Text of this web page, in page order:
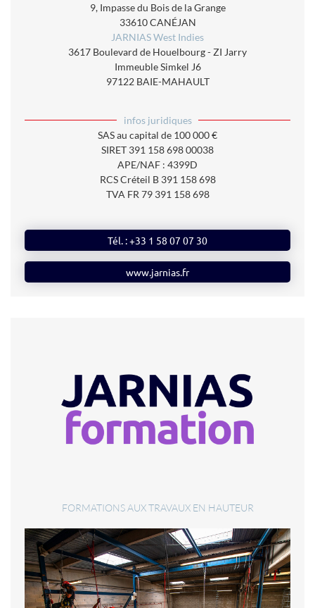
9, Impasse du Bois de la Grange
33610 CANÉJAN
JARNIAS West Indies
3617 Boulevard de Houelbourg - ZI Jarry
Immeuble Simkel J6
97122 BAIE-MAHAULT
infos juridiques
SAS au capital de 100 000 €
SIRET 391 158 698 00038
APE/NAF : 4399D
RCS Créteil B 391 158 698
TVA FR 79 391 158 698
Tél. : +33 1 58 07 07 30
www.jarnias.fr
FORMATIONS AUX TRAVAUX EN HAUTEUR